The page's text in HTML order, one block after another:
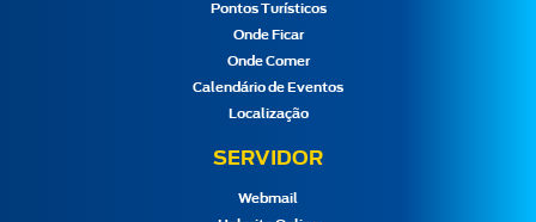
Pontos Turísticos
Onde Ficar
Onde Comer
Calendário de Eventos
Localização
SERVIDOR
Webmail